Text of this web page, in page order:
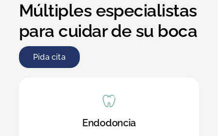
Múltiples especialistas
para cuidar de su boca
Pida cita
Endodoncia